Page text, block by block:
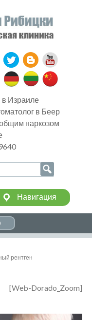
в Израиле
в Беер
наркозом
Навигация
рентген
[Web-Dorado_Zoom]